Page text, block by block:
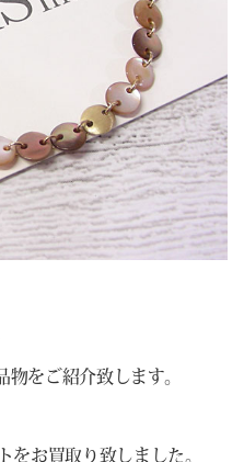
をご紹介致します。
をお買取り致しました。